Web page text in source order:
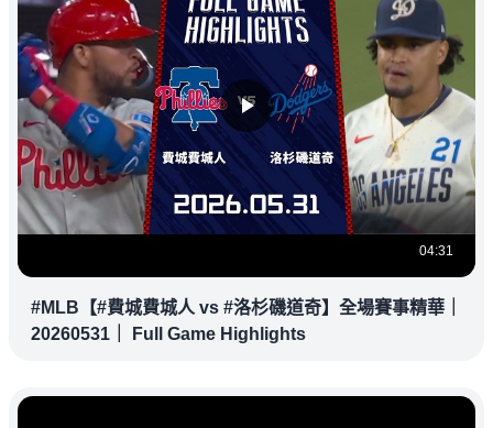
04:31
#MLB【#費城費城人 vs #洛杉磯道奇】全場賽事精華｜
20260531｜ Full Game Highlights